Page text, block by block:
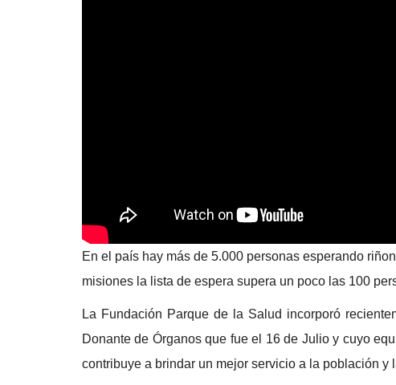
En el país hay más de 5.000 personas esperando
misiones la lista de espera supera un poco las 100
La Fundación Parque de la Salud incorporó
Donante de Órganos que fue el 16 de Julio y cuyo
contribuye a brindar un mejor servicio a la población